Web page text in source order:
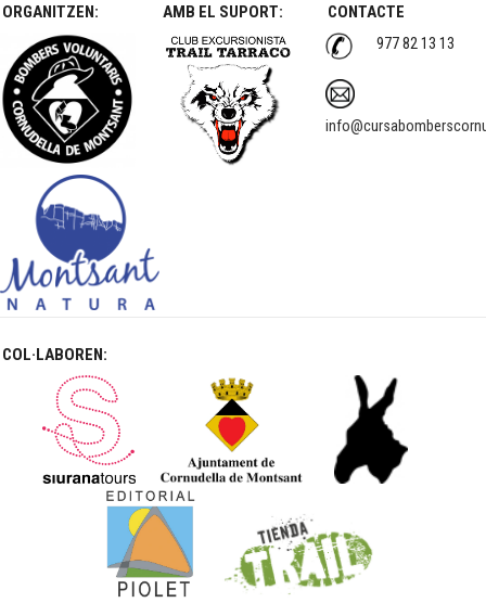
ORGANITZEN: AMB EL SUPORT: CONTACTE
977 82 13 13
COL·LABOREN: